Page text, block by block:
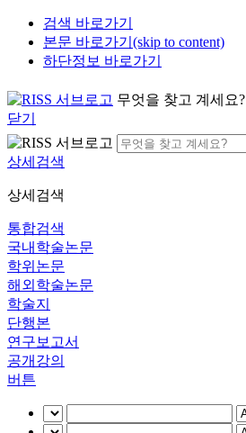
검색 바로가기
본문 바로가기(skip to content)
하단정보 바로가기
무엇을 찾고 계세요?
닫기
상세검색
상세검색
통합검색
국내학술논문
학위논문
해외학술논문
학술지
단행본
연구보고서
공개강의
버튼